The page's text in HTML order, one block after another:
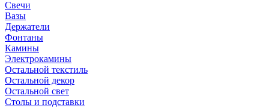
Свечи
Вазы
Держатели
Фонтаны
Камины
Электрокамины
Остальной текстиль
Остальной декор
Остальной свет
Столы и подставки